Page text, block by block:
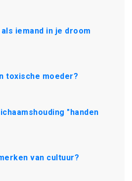
iemand in je droom
toxische moeder?
"handen
van cultuur?